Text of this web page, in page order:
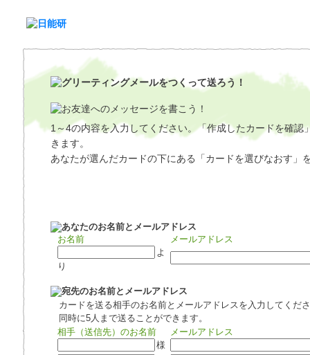
1～4の内容を入力してください。「作成したカードを確
きます。
あなたが選んだカードの下にある「カードを選びなおす」
お名前
メールアドレス
よ
り
カードを送る相手のお名前とメールアドレスを入力してくだ
同時に5人まで送ることができます。
相手（送信先）のお名前
メールアドレス
様